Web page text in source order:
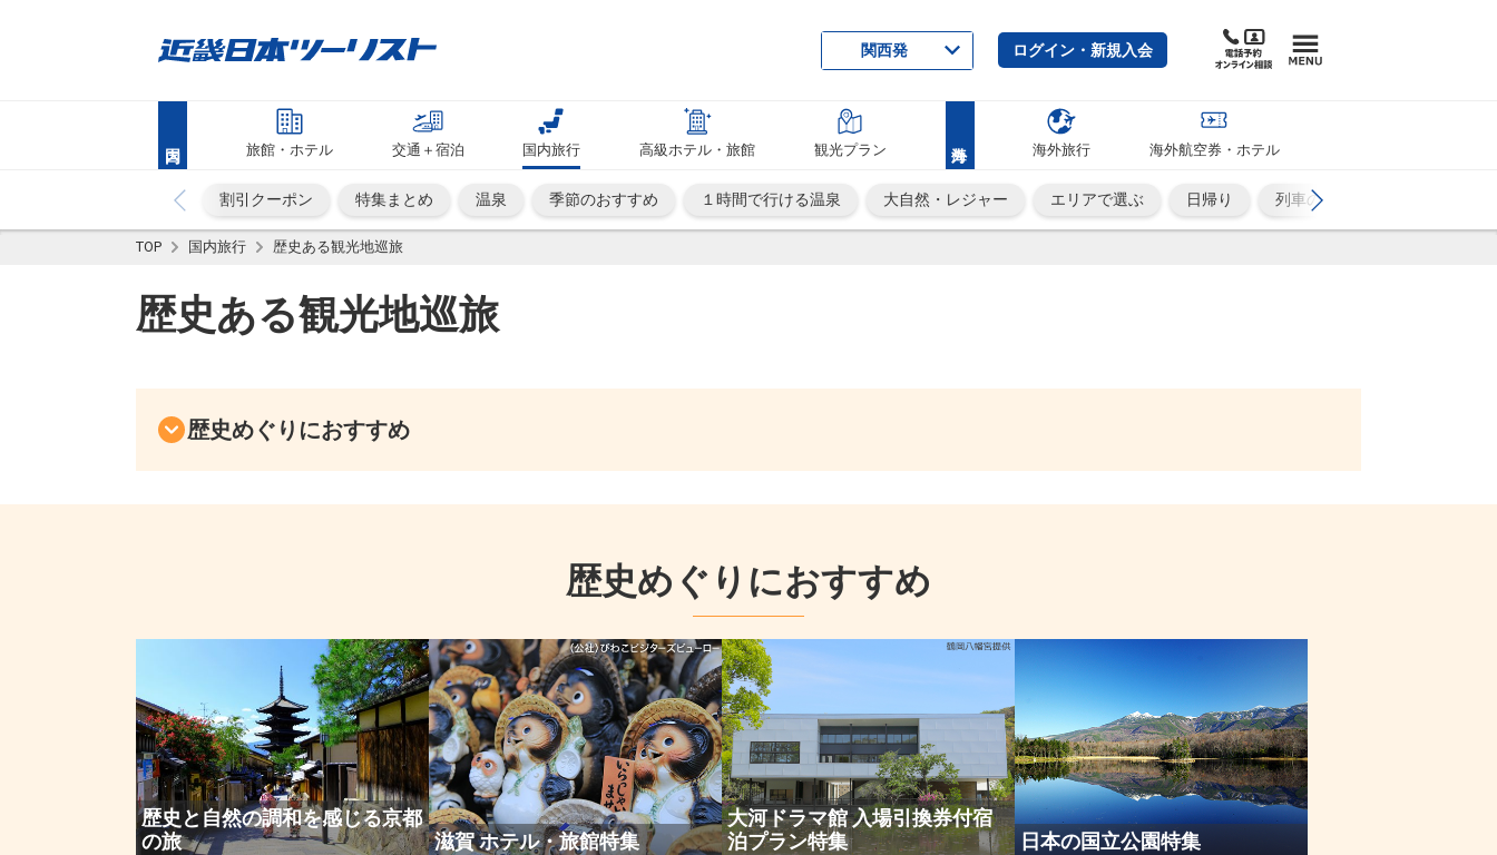
関西発 ログイン・新規入会
旅館・ホテル 交通＋宿泊 国内旅行 高級ホテル・旅館 観光プラン 海外旅行 海外航空券・ホテル
割引クーポン 特集まとめ 温泉 季節のおすすめ １時間で行ける温泉 大自然・レジャー エリアで選ぶ 日帰り 列車の旅
TOP 国内旅行 歴史ある観光地巡旅
歴史ある観光地巡旅
歴史めぐりにおすすめ
歴史めぐりにおすすめ
歴史と自然の調和を感じる京都
の旅
滋賀 ホテル・旅館特集
大河ドラマ館 入場引換券付宿
泊プラン特集
日本の国立公園特集